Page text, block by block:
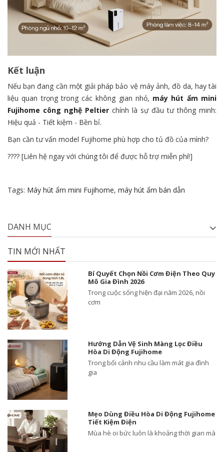
Kết luận
Nếu bạn đang cần một giải pháp bảo vệ máy ảnh, đồ da, hay tài
liệu quan trọng trong các không gian nhỏ, máy hút ẩm mini
Fujihome công nghệ Peltier chính là sự đầu tư thông minh:
Hiệu quả - Tiết kiệm - Bền bỉ.
Bạn cần tư vấn model Fujihome phù hợp cho tủ đồ của mình?
???? [Liên hệ ngay với chúng tôi để được hỗ trợ miễn phí!]
Tags: Máy hút ẩm mini Fujihome, máy hút ẩm bán dẫn
DANH MỤC
TIN MỚI NHẤT
Bí Quyết Chọn Nồi Cơm Điện Theo Quy
Mô Gia Đình 2026
Trong cuộc sống hiện đại năm 2026, nồi
cơm
Hướng Dẫn Vệ Sinh Màng Lọc Điều
Hòa Di Động Fujihome
Trong bối cảnh nhu cầu làm mát gia đình
gia
Mẹo Dùng Điều Hòa Di Động Fujihome
Tiết Kiệm Điện
Mùa hè oi bức luôn là khoảng thời gian mà